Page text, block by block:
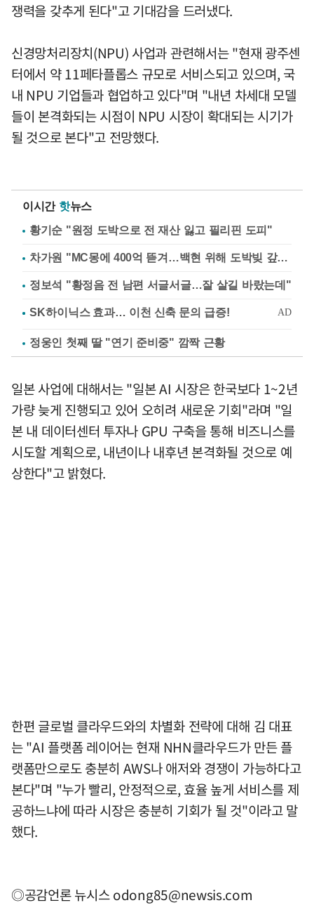
쟁력을 갖추게 된다"고 기대감을 드러냈다.
신경망처리장치(NPU) 사업과 관련해서는 "현재 광주센
터에서 약 11페타플롭스 규모로 서비스되고 있으며, 국
내 NPU 기업들과 협업하고 있다"며 "내년 차세대 모델
들이 본격화되는 시점이 NPU 시장이 확대되는 시기가
될 것으로 본다"고 전망했다.
이시간 핫뉴스
황기순 "원정 도박으로 전 재산 잃고 필리핀 도피"
차가원 "MC몽에 400억 뜯겨…백현 위해 도박빚 갚아줘"
정보석 "황정음 전 남편 서글서글…잘 살길 바랐는데"
정웅인 첫째 딸 "연기 준비중" 깜짝 근황
일본 사업에 대해서는 "일본 AI 시장은 한국보다 1~2년
가량 늦게 진행되고 있어 오히려 새로운 기회"라며 "일
본 내 데이터센터 투자나 GPU 구축을 통해 비즈니스를
시도할 계획으로, 내년이나 내후년 본격화될 것으로 예
상한다"고 밝혔다.
한편 글로벌 클라우드와의 차별화 전략에 대해 김 대표
는 "AI 플랫폼 레이어는 현재 NHN클라우드가 만든 플
랫폼만으로도 충분히 AWS나 애저와 경쟁이 가능하다고
본다"며 "누가 빨리, 안정적으로, 효율 높게 서비스를 제
공하느냐에 따라 시장은 충분히 기회가 될 것"이라고 말
했다.
◎공감언론 뉴시스odong85@newsis.com